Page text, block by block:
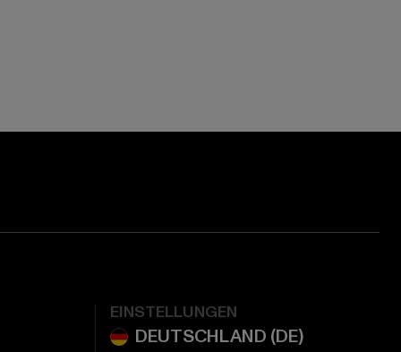
EINSTELLUNGEN